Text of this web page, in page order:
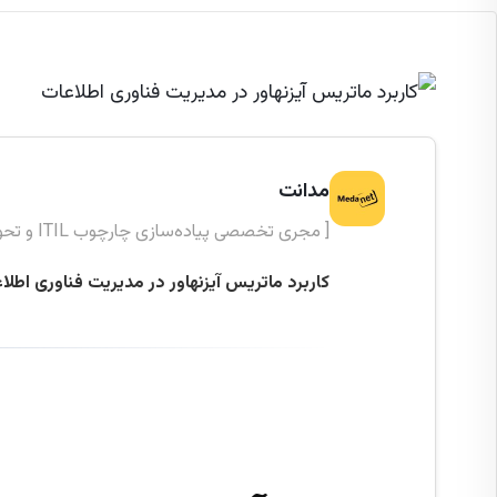
مدانت
[ مجری تخصصی پیاده‌سازی چارچوب ITIL و تحول دیجیتال ]
کاربرد ماتریس آیزنهاور در مدیریت فناوری